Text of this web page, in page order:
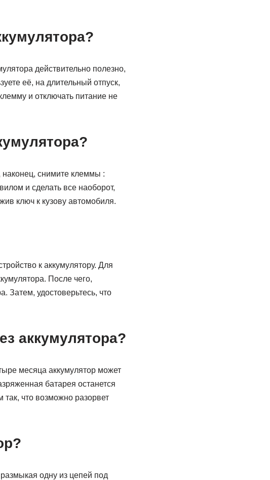
действительно полезно,
её, на длительный отпуск,
и отключать питание не
наконец, снимите клеммы :
и сделать все наоборот,
ключ к кузову автомобиля.
к аккумулятору. Для
После чего,
Затем, удостоверьтесь, что
аккумулятора?
месяца аккумулятор может
батарея останется
что возможно разорвет
одну из цепей под